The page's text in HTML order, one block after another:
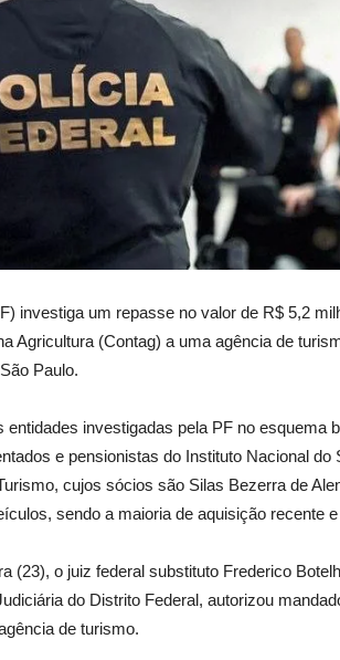
investiga um repasse no valor de R$ 5,2
Agricultura (Contag) a uma agência de
Paulo.
entidades investigadas pela PF no esquema
e pensionistas do Instituto Nacional do
cujos sócios são Silas Bezerra de
sendo a maioria de aquisição recente e
(23), o juiz federal substituto Frederico
do Distrito Federal, autorizou
de turismo.